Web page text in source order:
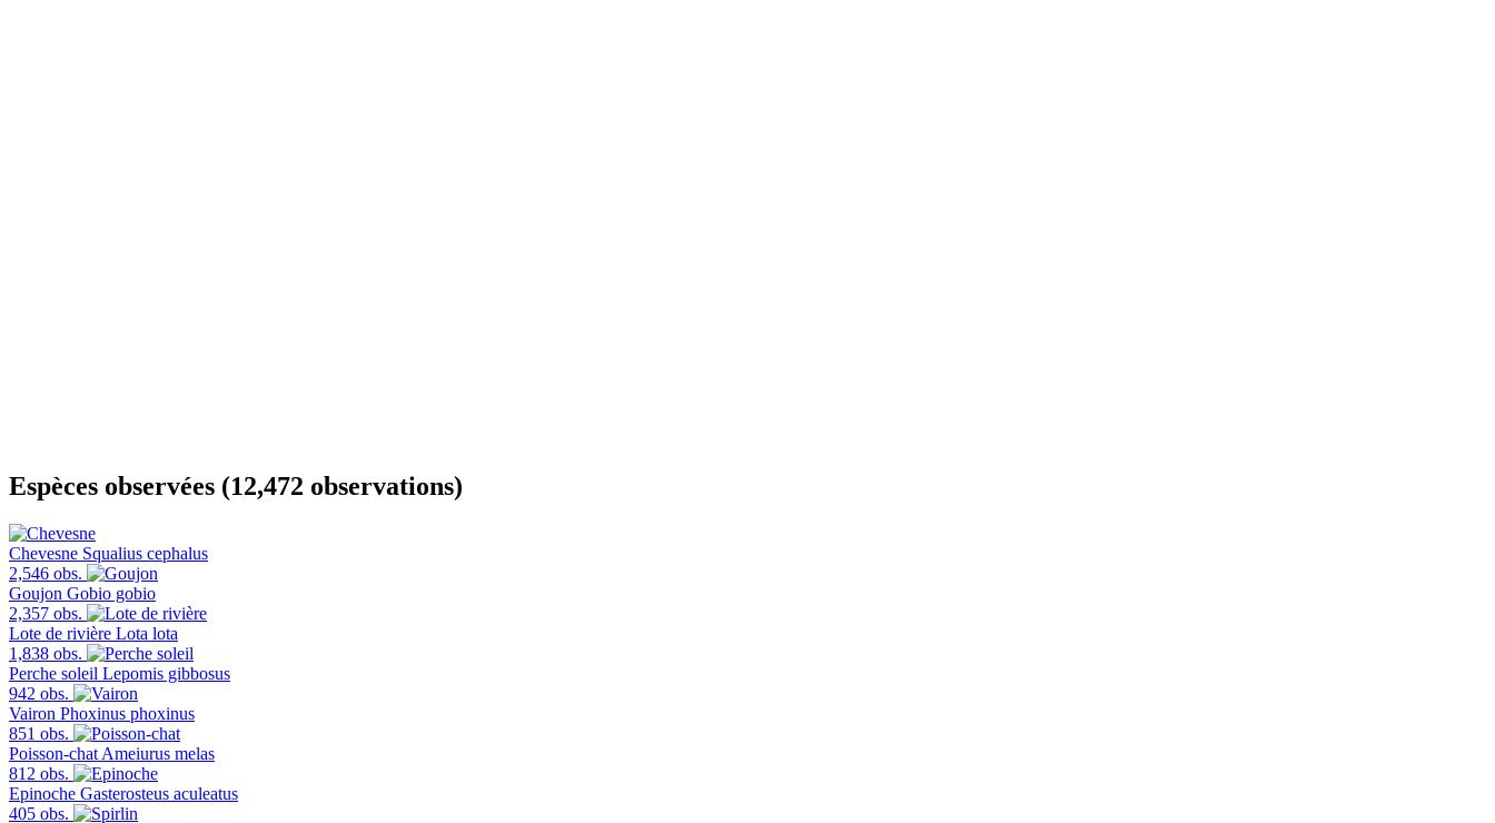
Espèces observées (12,472 observations)
Chevesne Squalius cephalus
2,546 obs.
Goujon Gobio gobio
2,357 obs.
Lote de rivière Lota lota
1,838 obs.
Perche soleil Lepomis gibbosus
942 obs.
Vairon Phoxinus phoxinus
851 obs.
Poisson-chat Ameiurus melas
812 obs.
Epinoche Gasterosteus aculeatus
405 obs.